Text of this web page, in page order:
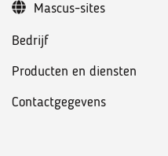
Bedrijf
Producten en diensten
Contactgegevens
Mascus-sites